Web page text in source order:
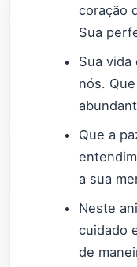
coração
Sua
Sua vida
nós.
Que a
a sua
Neste
cuidado
de